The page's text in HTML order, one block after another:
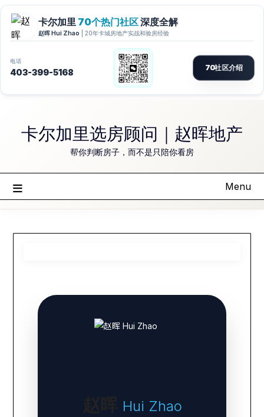
content卡尔加里选房顾问｜赵晖地产
帮你判断房子，而不是只陪你看房
Menu
Hui Zhao